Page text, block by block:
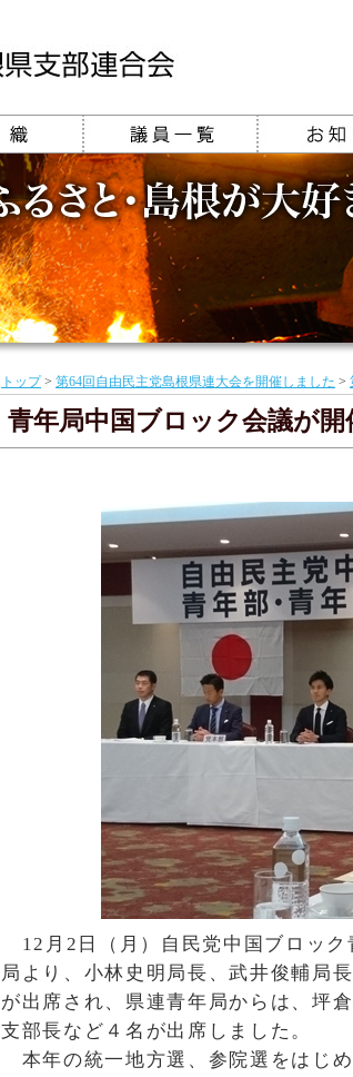
トップ> 第64回自由民主党島根県連大会を開催しました >
青年局中国ブロック会議が開
12月2日（月）自民党中国ブロック
局より、小林史明局長、武井俊輔局
が出席され、県連青年局からは、坪
支部長など４名が出席しました。
本年の統一地方選、参院選をはじ